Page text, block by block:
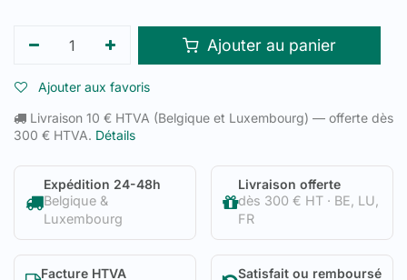
Ajouter au panier
Ajouter aux favoris
Livraison 10 € HTVA (Belgique et Luxembourg) — offerte dès
300 € HTVA. Détails
Expédition 24-48h
Belgique &
Luxembourg
Livraison offerte
dès 300 € HT · BE, LU,
FR
Facture HTVA
Satisfait ou remboursé